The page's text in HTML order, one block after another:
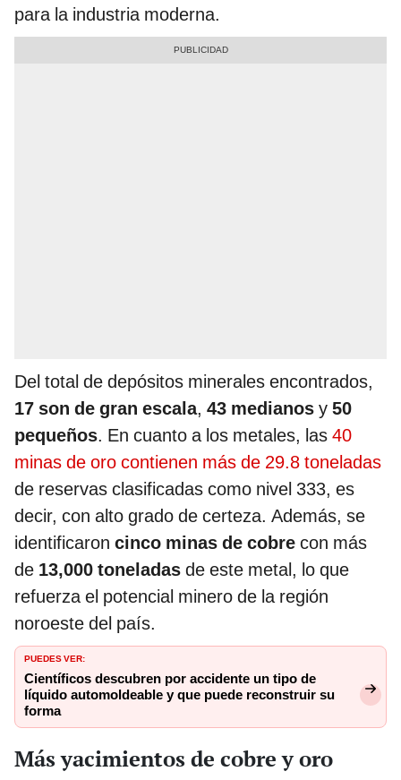
para la industria moderna.
Del total de depósitos minerales encontrados,
17 son de gran escala, 43 medianos y 50
pequeños. En cuanto a los metales, las 40
minas de oro contienen más de 29.8 toneladas
de reservas clasificadas como nivel 333, es
decir, con alto grado de certeza. Además, se
identificaron cinco minas de cobre con más
de 13,000 toneladas de este metal, lo que
refuerza el potencial minero de la región
noroeste del país.
PUEDES VER:
Científicos descubren por accidente un tipo de
líquido automoldeable y que puede reconstruir su
forma
Más yacimientos de cobre y oro